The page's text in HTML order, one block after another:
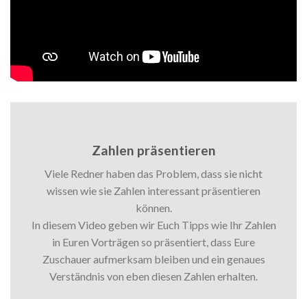
Zahlen präsentieren
Viele Redner haben das Problem, dass sie nicht
wissen wie sie Zahlen interessant präsentieren
können.
In diesem Video geben wir Euch Tipps wie Ihr Zahlen
in Euren Vorträgen so präsentiert, dass Eure
Zuschauer aufmerksam bleiben und ein genaues
Verständnis von eben diesen Zahlen erhalten.